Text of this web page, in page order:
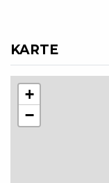
KARTE
+
−